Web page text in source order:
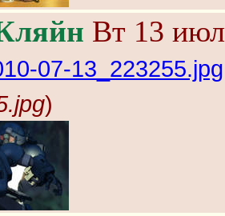
Вт 13
07-13_223255.jpg
)